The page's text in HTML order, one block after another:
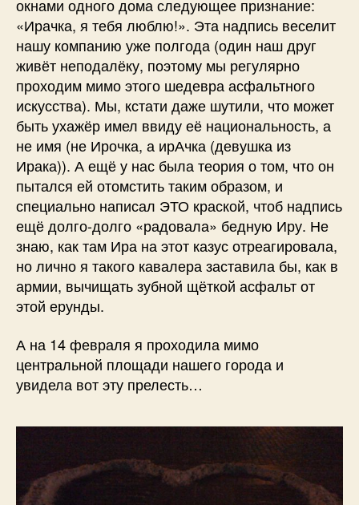
окнами одного дома следующее признание:
«Ирачка, я тебя люблю!». Эта надпись веселит
нашу компанию уже полгода (один наш друг
живёт неподалёку, поэтому мы регулярно
проходим мимо этого шедевра асфальтного
искусства). Мы, кстати даже шутили, что может
быть ухажёр имел ввиду её национальность, а
не имя (не Ирочка, а ирАчка (девушка из
Ирака)). А ещё у нас была теория о том, что он
пытался ей отомстить таким образом, и
специально написал ЭТО краской, чтоб надпись
ещё долго-долго «радовала» бедную Иру. Не
знаю, как там Ира на этот казус отреагировала,
но лично я такого кавалера заставила бы, как в
армии, вычищать зубной щёткой асфальт от
этой ерунды.
А на 14 февраля я проходила мимо
центральной площади нашего города и
увидела вот эту прелесть…